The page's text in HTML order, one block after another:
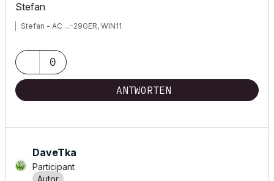
Stefan
Stefan - AC ...-29GER, WIN11
0
ANTWORTEN
DaveTka
Participant